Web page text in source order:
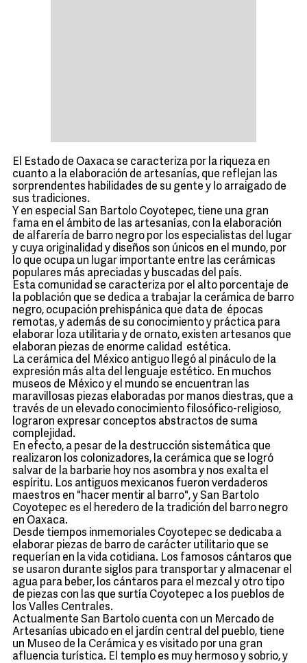
El Estado de Oaxaca se caracteriza por la riqueza en
cuanto a la elaboración de artesanías, que reflejan las
sorprendentes habilidades de su gente y lo arraigado de
sus tradiciones.
Y en especial San Bartolo Coyotepec, tiene una gran
fama en el ámbito de las artesanías, con la elaboración
de alfarería de barro negro por los especialistas del lugar
y cuya originalidad y diseños son únicos en el mundo, por
lo que ocupa un lugar importante entre las cerámicas
populares más apreciadas y buscadas del país.
Esta comunidad se caracteriza por el alto porcentaje de
la población que se dedica a trabajar la cerámica de barro
negro, ocupación prehispánica que data de épocas
remotas, y además de su conocimiento y práctica para
elaborar loza utilitaria y de ornato, existen artesanos que
elaboran piezas de enorme calidad estética.
La cerámica del México antiguo llegó al pináculo de la
expresión más alta del lenguaje estético. En muchos
museos de México y el mundo se encuentran las
maravillosas piezas elaboradas por manos diestras, que a
través de un elevado conocimiento filosófico-religioso,
lograron expresar conceptos abstractos de suma
complejidad.
En efecto, a pesar de la destrucción sistemática que
realizaron los colonizadores, la cerámica que se logró
salvar de la barbarie hoy nos asombra y nos exalta el
espíritu. Los antiguos mexicanos fueron verdaderos
maestros en "hacer mentir al barro", y San Bartolo
Coyotepec es el heredero de la tradición del barro negro
en Oaxaca.
Desde tiempos inmemoriales Coyotepec se dedicaba a
elaborar piezas de barro de carácter utilitario que se
requerían en la vida cotidiana. Los famosos cántaros que
se usaron durante siglos para transportar y almacenar el
agua para beber, los cántaros para el mezcal y otro tipo
de piezas con las que surtía Coyotepec a los pueblos de
los Valles Centrales.
Actualmente San Bartolo cuenta con un Mercado de
Artesanías ubicado en el jardín central del pueblo, tiene
un Museo de la Cerámica y es visitado por una gran
afluencia turística. El templo es muy hermoso y sobrio, y